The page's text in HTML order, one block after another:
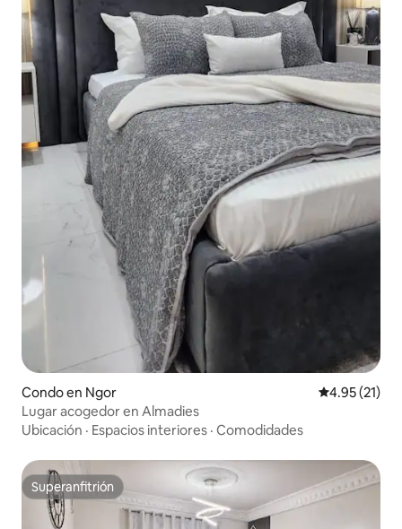
Condo en Ngor Calificación
4.95 (21)
Lugar acogedor en Almadies
Ubicación · Espacios interiores · Comodidades
Superanfitrión
Superanfitrión